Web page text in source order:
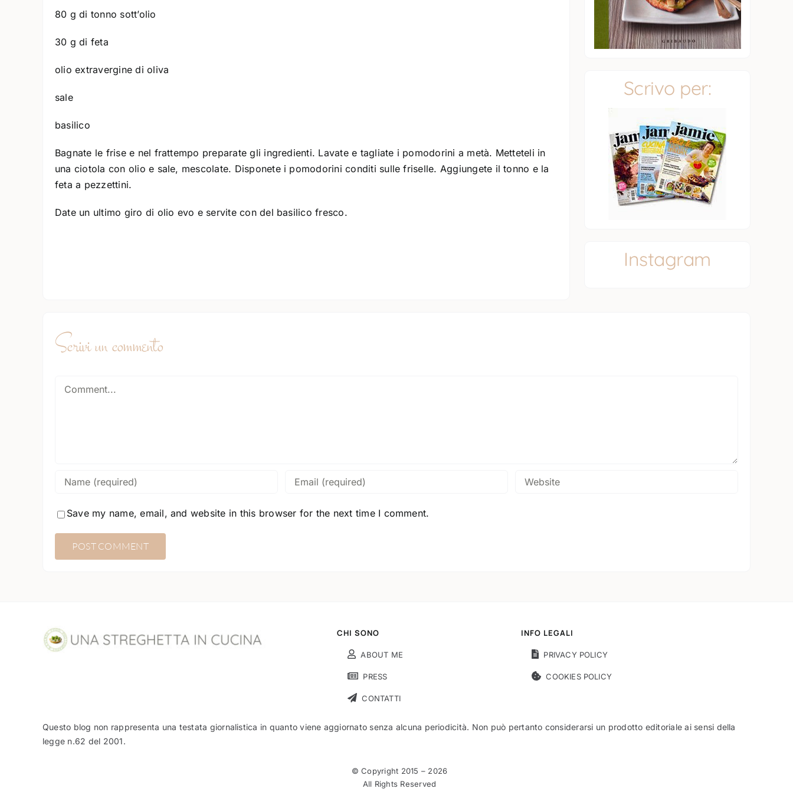
80 g di tonno sott’olio
30 g di feta
olio extravergine di oliva
sale
basilico
Bagnate le frise e nel frattempo preparate gli ingredienti. Lavate e tagliate i pomodorini a metà. Metteteli in
una ciotola con olio e sale, mescolate. Disponete i pomodorini conditi sulle friselle. Aggiungete il tonno e la
feta a pezzettini.
Date un ultimo giro di olio evo e servite con del basilico fresco.
Scrivo per:
Instagram
Scrivi un commento
Comment
Save my name, email, and website in this browser for the next time I comment.
CHI SONO
ABOUT ME
PRESS
CONTATTI
INFO LEGALI
PRIVACY POLICY
COOKIES POLICY
Questo blog non rappresenta una testata giornalistica in quanto viene aggiornato senza alcuna periodicità. Non può pertanto considerarsi un prodotto editoriale ai sensi della
legge n.62 del 2001.
© Copyright 2015 – 2026
All Rights Reserved